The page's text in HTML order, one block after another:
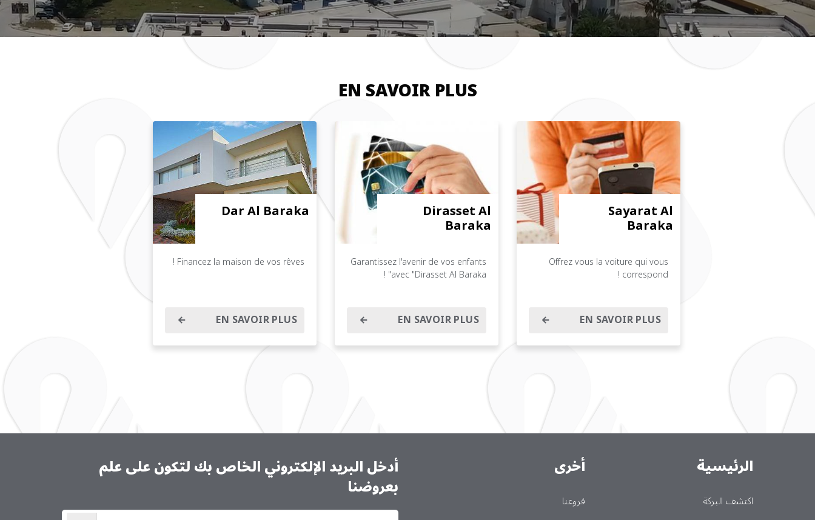
EN SAVOIR PLUS
Sayarat Al
Baraka
Offrez vous la voiture qui vous
correspond !
EN SAVOIR PLUS
Dirasset Al
Baraka
Garantissez l'avenir de vos enfants
avec "Dirasset Al Baraka" !
EN SAVOIR PLUS
Dar Al Baraka
Financez la maison de vos rêves !
EN SAVOIR PLUS
Main
الرئيسية
اكتشف البركة
أخرى
فروعنا
أدخل البريد الإلكتروني الخاص بك لتكون على علم
بعروضنا
الاشتراك